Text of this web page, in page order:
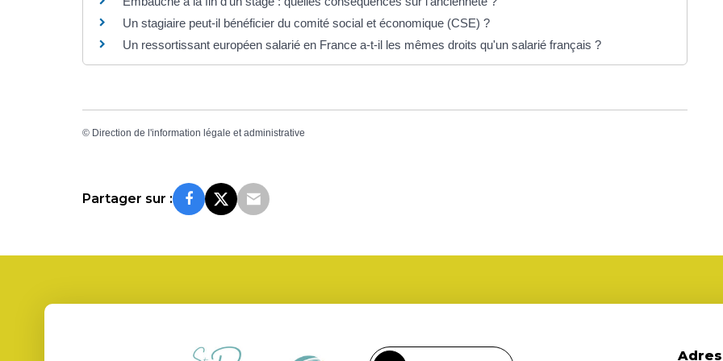
Un stagiaire peut-il bénéficier du comité social et économique (CSE) ?
Un ressortissant européen salarié en France a-t-il les mêmes droits qu'un salarié français ?
© Direction de l'information légale et administrative
Partager sur :